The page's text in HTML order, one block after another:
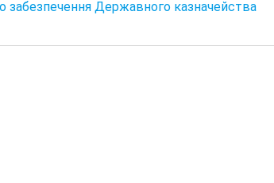
забезпечення Державного казначейства